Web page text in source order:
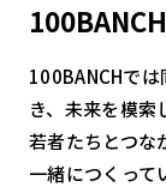
100BANCHで
き、未来を模索
若者たちとつな
一緒につくって